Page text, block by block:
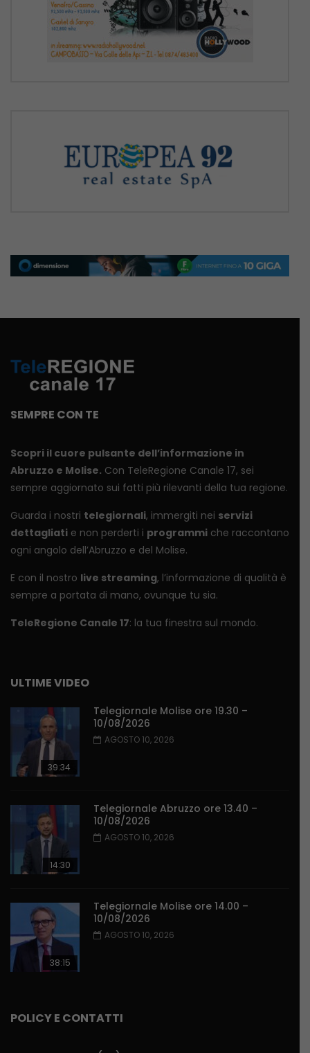
SEMPRE CON TE
Scopri il cuore pulsante dell’informazione in
Abruzzo e Molise. Con TeleRegione Canale 17, sei
sempre aggiornato sui fatti più rilevanti della tua regione.
Guarda i nostri telegiornali, immergiti nei servizi
dettagliati e non perderti i programmi che raccontano
ogni angolo dell’Abruzzo e del Molise.
E con il nostro live streaming, l’informazione di qualità è
sempre a portata di mano, ovunque tu sia.
TeleRegione Canale 17: la tua finestra sul mondo.
ULTIME VIDEO
39:34
Telegiornale Molise ore 19.30 –
10/08/2026
AGOSTO 10, 2026
14:30
Telegiornale Abruzzo ore 13.40 –
10/08/2026
AGOSTO 10, 2026
38:15
Telegiornale Molise ore 14.00 –
10/08/2026
AGOSTO 10, 2026
POLICY E CONTATTI